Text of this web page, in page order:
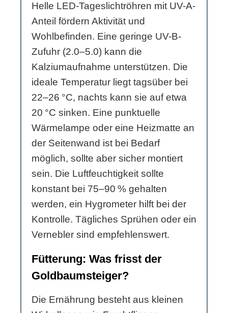
Helle LED-Tageslichtröhren mit UV-A-
Anteil fördern Aktivität und
Wohlbefinden. Eine geringe UV-B-
Zufuhr (2.0–5.0) kann die
Kalziumaufnahme unterstützen. Die
ideale Temperatur liegt tagsüber bei
22–26 °C, nachts kann sie auf etwa
20 °C sinken. Eine punktuelle
Wärmelampe oder eine Heizmatte an
der Seitenwand ist bei Bedarf
möglich, sollte aber sicher montiert
sein. Die Luftfeuchtigkeit sollte
konstant bei 75–90 % gehalten
werden, ein Hygrometer hilft bei der
Kontrolle. Tägliches Sprühen oder ein
Vernebler sind empfehlenswert.
Fütterung: Was frisst der
Goldbaumsteiger?
Die Ernährung besteht aus kleinen